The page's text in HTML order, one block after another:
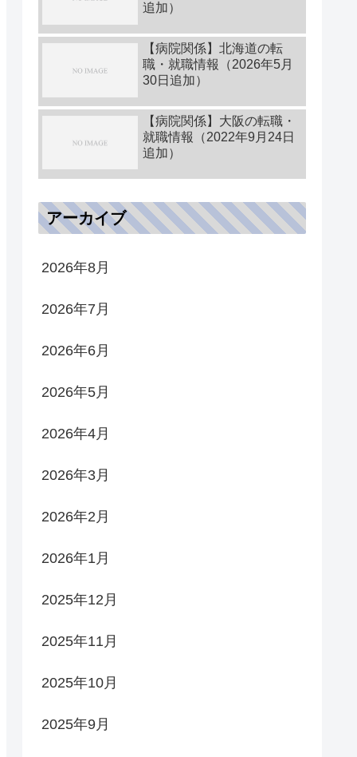
追加）
【病院関係】北海道の転
職・就職情報（2026年5月
30日追加）
【病院関係】大阪の転職・
就職情報（2022年9月24日
追加）
アーカイブ
2026年8月
2026年7月
2026年6月
2026年5月
2026年4月
2026年3月
2026年2月
2026年1月
2025年12月
2025年11月
2025年10月
2025年9月